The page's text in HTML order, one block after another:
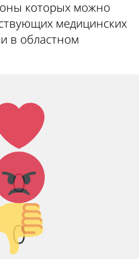
которых можно
медицинских
в областном
0
0